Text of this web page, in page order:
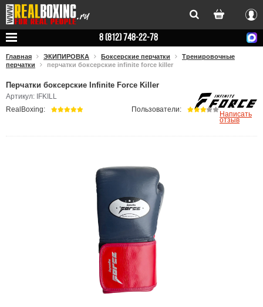
Вход
8 (812) 748-22-78
Главная ЭКИПИРОВКА Боксерские перчатки
Тренировочные
перчатки
перчатки боксерские infinite force killer
Перчатки боксерские Infinite Force Killer
Артикул: IFKILL
RealBoxing: Пользователи:
Написать
отзыв